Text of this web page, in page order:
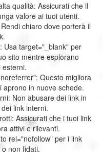
qualità: Assicurati che il
valore ai tuoi utenti.
chiaro dove porterà il
Usa target="_blank" per
sito mentre esplorano
esterni.
Questo migliora
aprono in nuove schede.
Non abusare dei link in
link interni.
Assicurati che i tuoi link
attivi e rilevanti.
rel="nofollow" per i link
non fidati.